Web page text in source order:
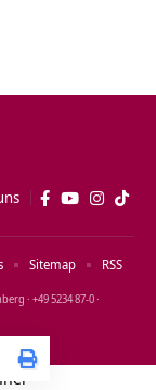
· +49 5234 87‑0 ·
Sitemap RSS